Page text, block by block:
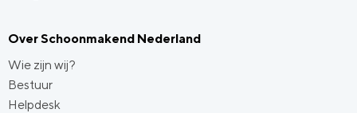
Over Schoonmakend Nederland
Wie zijn wij?
Bestuur
Helpdesk